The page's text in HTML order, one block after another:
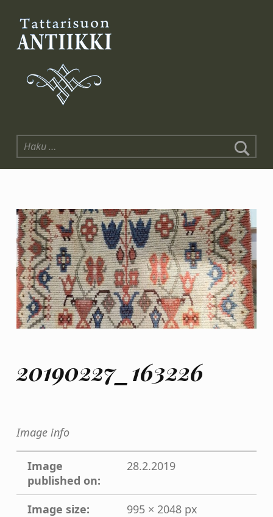
Tattarisuon Antiikki
Haku:
20190227_163226
Image info
Image
published on:
28.2.2019
Image size:
995 × 2048 px